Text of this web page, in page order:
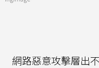
網路惡意攻擊層出